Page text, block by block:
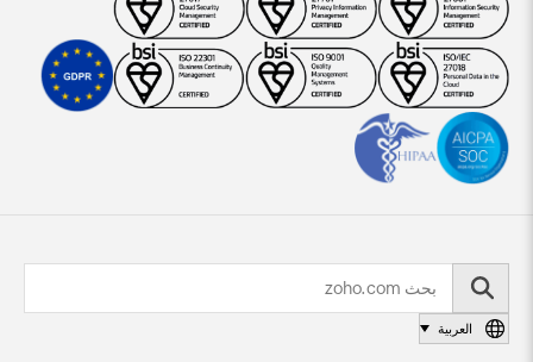
العربية